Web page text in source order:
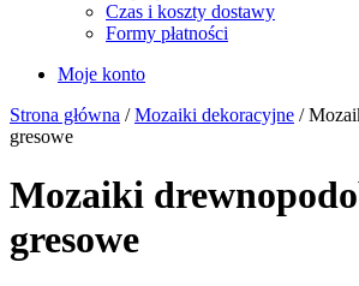
Czas i koszty dostawy
Formy płatności
Moje konto
Strona główna /Mozaiki dekoracyjne /
gresowe
Mozaiki
gresowe